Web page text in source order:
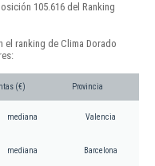
105.616 del Ranking
ranking de Clima Dorado
(€) Provincia
mediana Valencia
mediana Barcelona